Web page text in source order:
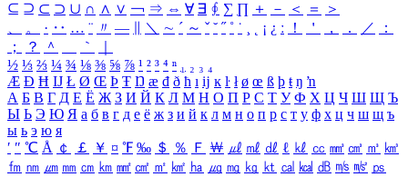
⊆ ⊇ ⊂ ⊃ ∪ ∩ ∧ ∨ ￢ ⇒ ⇔ ∀ ∃ ∮ ∑ ∏ ＋ － ＜ ＝
＞
、
。 · ‥ … ¨ 〃 ― ＼ ∼ ´ ～ ˇ ˘ ˝ ˚ ˙ ¸ ¡ ¿ ː ！ ＇ ， ． ／
：
；
？ ＾ ｀
½ ⅓ ⅔ ¼ ¾ ⅛ ⅜ ⅝ ⅞ ¹ ² ³ ⁴ ⁿ ₁ ₂ ₃ ₄
Æ Ð Ħ Ĳ Ł Ø Œ Þ Ŧ Ŋ æ đ ð ħ ı ĳ ĸ ŀ ł ø œ ß þ ŧ ŋ ŉ
А Б В Г Д Е Ё Ж З И Й К Л М Н О П Р С Т У Ф Х Ц Ч Ш Щ Ъ
Ы Ь Э Ю Я а б в г д е ё ж з и й к л м н о п р с т у ф х ц ч ш щ ъ
ы ь э ю я
′ ″ ℃ Å ￠ ￡ ￥ ¤ ℉ ‰ ＄ ％ Ｆ ￦ ㎕ ㎖ ㎗ ℓ ㎘ ㏄ ㎣ ㎤ ㎥ ㎦
㎙ ㎚ ㎛ ㎜ ㎝ ㎞ ㎟ ㎠ ㎡ ㎢ ㏊ ㎍ ㎎ ㎏ ㏏ ㎈ ㎉ ㏈ ㎧ ㎨ ㎰